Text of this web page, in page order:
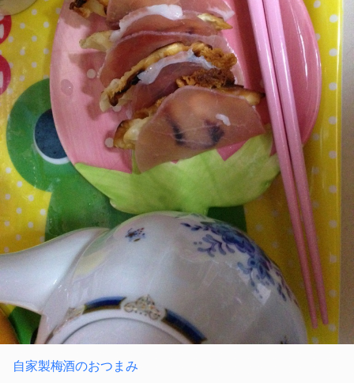
自家製梅酒のおつまみ